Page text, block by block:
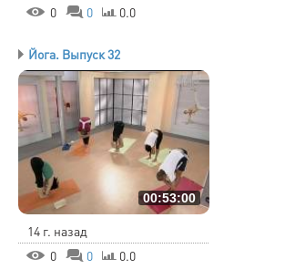
0
0 0.0
Йога. Выпуск 32
00:53:00
14 г. назад
0
0 0.0